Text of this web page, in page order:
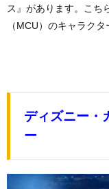
ス』があります。こち
（MCU）のキャラク
ディズニー・
ー